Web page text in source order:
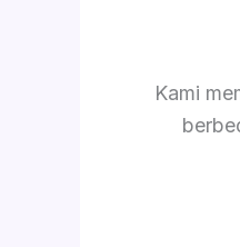
Kami